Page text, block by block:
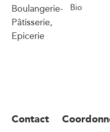
Boulangerie-
Pâtisserie,
Epicerie
Bio
Contact